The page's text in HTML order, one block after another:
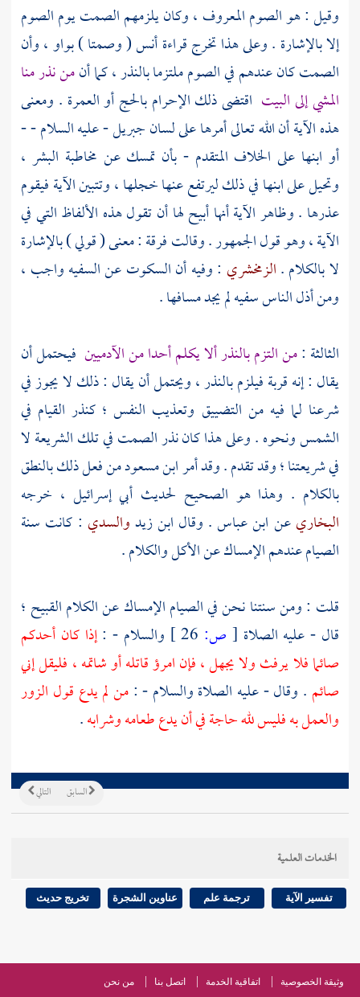
وقيل : هو الصوم المعروف ، وكان يلزمهم الصمت يوم الصوم
إلا بالإشارة . وعلى هذا تخرج قراءةأنس( وصمتا ) بواو ، وأن
الصمت كان عندهم في الصوم ملتزما بالنذر ، كما أنمن نذر منا
المشي إلى البيت اقتضى ذلك الإحرام بالحج أو العمرة . ومعنى
هذه الآية أن الله تعالى أمرها على لسانجبريل- عليه السلام - -
أو ابنها على الخلاف المتقدم - بأن تمسك عن مخاطبة البشر ،
وتحيل على ابنها في ذلك ليرتفع عنها خجلها ، وتتبين الآية فيقوم
عذرها . وظاهر الآية أنها أبيح لها أن تقول هذه الألفاظ التي في
الآية ، وهو قول الجمهور . وقالت فرقة : معنى ( قولي ) بالإشارة
لا بالكلام .الزمخشري : وفيه أن السكوت عن السفيه واجب ،
ومن أذل الناس سفيه لم يجد مسافها .
الثالثة :من التزم بالنذر ألا يكلم أحدا من الآدميين فيحتمل أن
يقال : إنه قربة فيلزم بالنذر ، ويحتمل أن يقال : ذلك لا يجوز في
شرعنا لما فيه من التضييق وتعذيب النفس ؛ كنذر القيام في
الشمس ونحوه . وعلى هذا كان نذر الصمت في تلك الشريعة لا
في شريعتنا ؛ وقد تقدم . وقد أمرابن مسعودمن فعل ذلك بالنطق
بالكلام . وهذا هو الصحيح لحديث أبي إسرائيل ، خرجه
البخاريعن ابن عباس. وقال ابن زيدوالسدي : كانت سنة
الصيام عندهم الإمساك عن الأكل والكلام .
قلت : ومن سنتنا نحن في الصيام الإمساك عن الكلام القبيح ؛
قال - عليه الصلاة [ ص: والسلام - :إذا كان أحدكم
صائما فلا يرفث ولا يجهل ، فإن امرؤ قاتله أو شاتمه ، فليقل إني
صائم . وقال - عليه الصلاة والسلام - :من لم يدع قول الزور
والعمل به فليس لله حاجة في أن يدع طعامه وشرابه.
التالي السابق
الخدمات العلمية
تفسير الآية ترجمة علم عناوين الشجرة تخريج حديث
وثيقة الخصوصية اتفاقية الخدمة اتصل بنا من نحن